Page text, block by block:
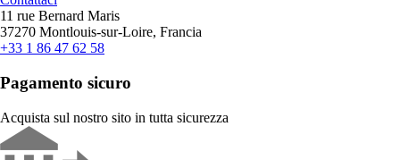
11 rue Bernard Maris
37270 Montlouis-sur-Loire, Francia
+33 1 86 47 62 58
Pagamento sicuro
Acquista sul nostro sito in tutta sicurezza